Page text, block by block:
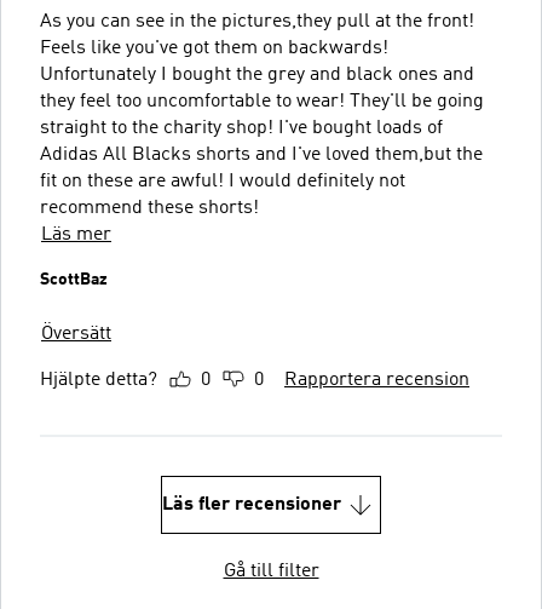
As you can see in the pictures,they pull at the front!
Feels like you've got them on backwards!
Unfortunately I bought the grey and black ones and
they feel too uncomfortable to wear! They'll be going
straight to the charity shop! I've bought loads of
Adidas All Blacks shorts and I've loved them,but the
fit on these are awful! I would definitely not
recommend these shorts!
Läs mer
ScottBaz
Översätt
Hjälpte detta? 0 0 Rapportera recension
Läs fler recensioner
Gå till filter